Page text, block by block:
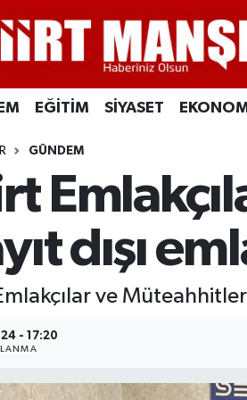
EĞİTİM SİYASET
GÜNDEM
dışı
ve Müteahhitler
- 17:20
Haritası
Durumu ve Fikstür